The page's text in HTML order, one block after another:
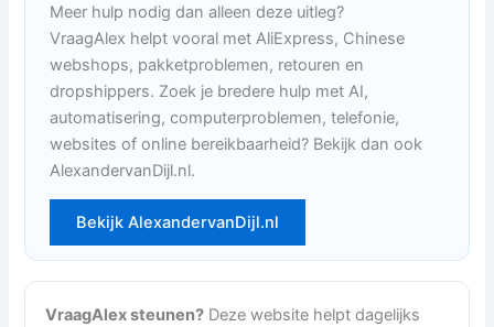
Meer hulp nodig dan alleen deze uitleg?
VraagAlex helpt vooral met AliExpress, Chinese
webshops, pakketproblemen, retouren en
dropshippers. Zoek je bredere hulp met AI,
automatisering, computerproblemen, telefonie,
websites of online bereikbaarheid? Bekijk dan ook
AlexandervanDijl.nl.
Bekijk AlexandervanDijl.nl
VraagAlex steunen? Deze website helpt dagelijks